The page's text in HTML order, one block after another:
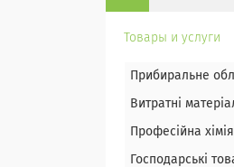
Товары и услуги
Прибиральне
Витратні
Професійна хімія
Господарські